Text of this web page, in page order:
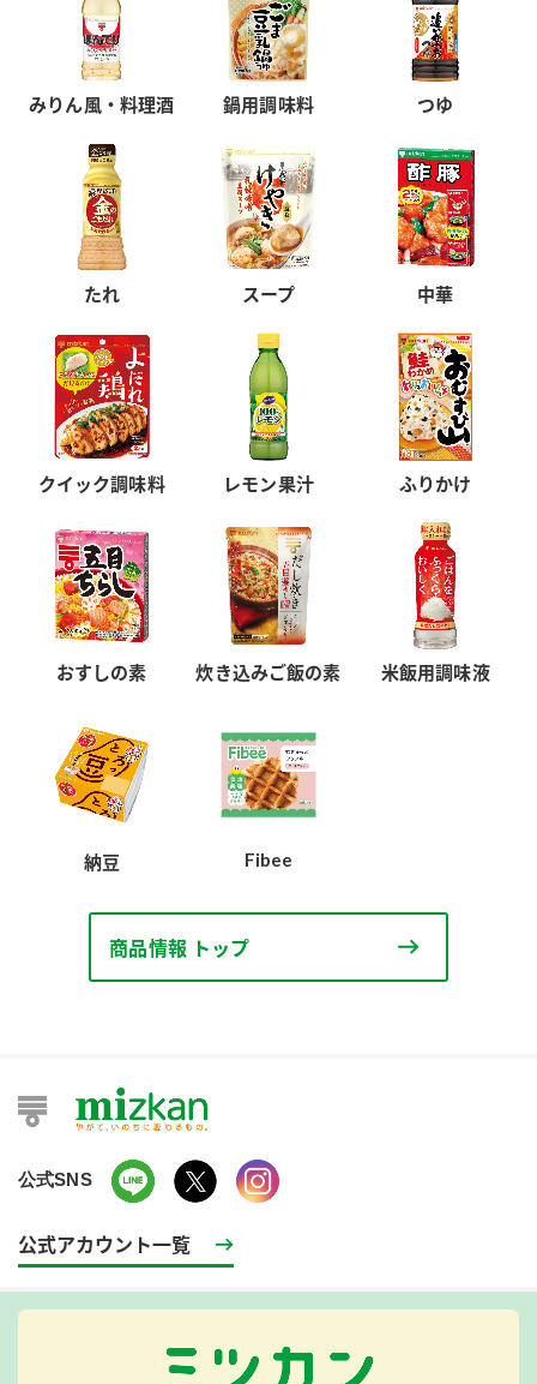
みりん風・料理酒 鍋用調味料 つゆ
たれ スープ 中華
クイック調味料 レモン果汁 ふりかけ
おすしの素 炊き込みご飯の素 米飯用調味液
納豆 Fibee
商品情報 トップ
公式SNS
公式アカウント一覧